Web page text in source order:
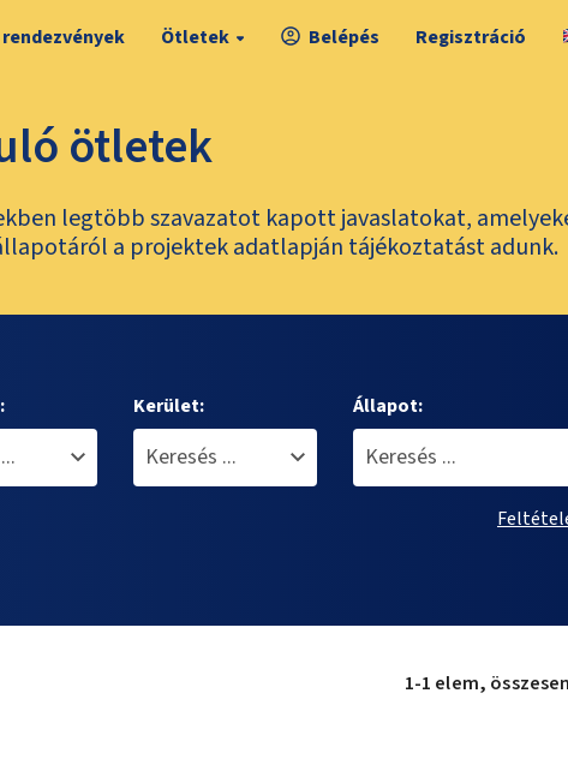
Ötletek Belépés Regisztráció
ötletek
legtöbb szavazatot kapott javaslatokat,
a projektek adatlapján tájékoztatást adunk.
Kerület: Állapot:
1-1 elem,